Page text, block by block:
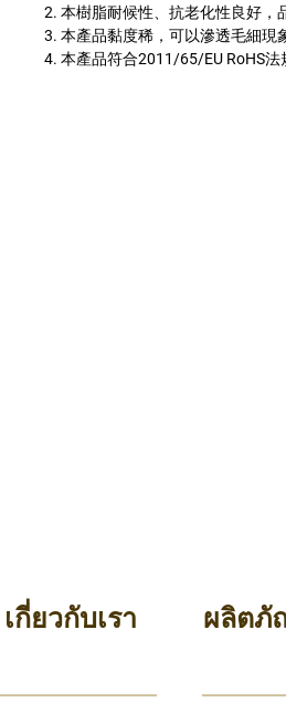
2. 本樹脂耐候性、抗老化性良好，
3. 本產品黏度稀，可以滲透毛細現
4. 本產品符合2011/65/EU RoHS法
เกี่ยวกับเรา ผลิต